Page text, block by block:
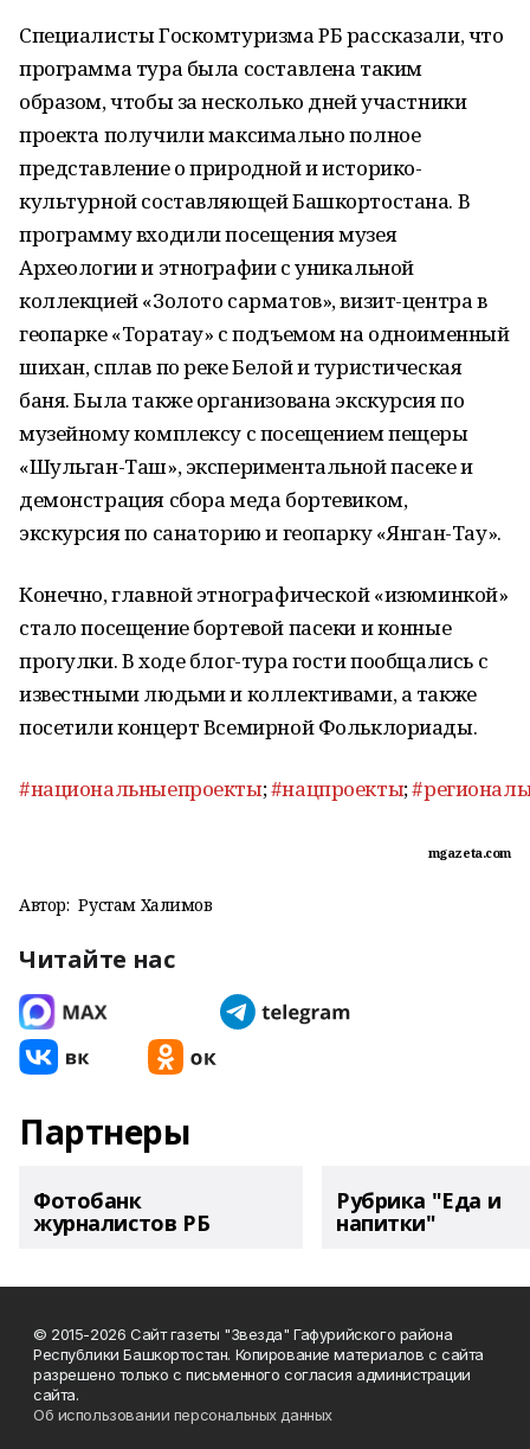
Специалисты Госкомтуризма РБ рассказали, что
программа тура была составлена таким
образом, чтобы за несколько дней участники
проекта получили максимально полное
представление о природной и историко-
культурной составляющей Башкортостана. В
программу входили посещения музея
Археологии и этнографии с уникальной
коллекцией «Золото сарматов», визит-центра в
геопарке «Торатау» с подъемом на одноименный
шихан, сплав по реке Белой и туристическая
баня. Была также организована экскурсия по
музейному комплексу с посещением пещеры
«Шульган-Таш», экспериментальной пасеке и
демонстрация сбора меда бортевиком,
экскурсия по санаторию и геопарку «Янган-Тау».
Конечно, главной этнографической «изюминкой»
стало посещение бортевой пасеки и конные
прогулки. В ходе блог-тура гости пообщались с
известными людьми и коллективами, а также
посетили концерт Всемирной Фольклориады.
#национальныепроекты;#нацпроекты;
mgazeta.com
Автор: Рустам Халимов
Читайте нас
Партнеры
Фотобанк
журналистов РБ
Рубрика "Еда и
напитки"
© 2015-2026 Сайт газеты "Звезда" Гафурийского района
Республики Башкортостан. Копирование материалов с сайта
разрешено только с письменного согласия администрации
сайта.
Об использовании персональных данных